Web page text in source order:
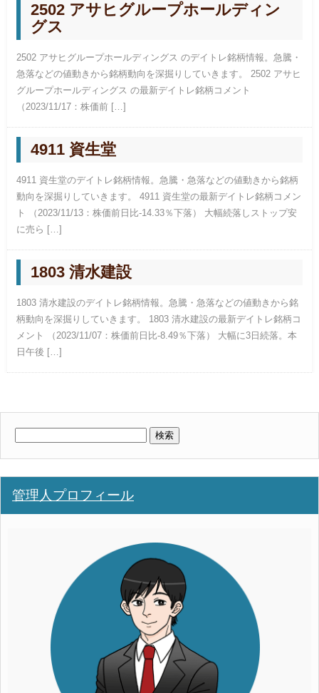
2502 アサヒグループホールディン
グス
2502 アサヒグループホールディングス のデイトレ銘柄情報。急騰・
急落などの値動きから銘柄動向を深掘りしていきます。 2502 アサヒ
グループホールディングス の最新デイトレ銘柄コメント
（2023/11/17：株価前 […]
4911 資生堂
4911 資生堂のデイトレ銘柄情報。急騰・急落などの値動きから銘柄
動向を深掘りしていきます。 4911 資生堂の最新デイトレ銘柄コメン
ト （2023/11/13：株価前日比-14.33％下落） 大幅続落しストップ安
に売ら […]
1803 清水建設
1803 清水建設のデイトレ銘柄情報。急騰・急落などの値動きから銘
柄動向を深掘りしていきます。 1803 清水建設の最新デイトレ銘柄コ
メント （2023/11/07：株価前日比-8.49％下落） 大幅に3日続落。本
日午後 […]
管理人プロフィール